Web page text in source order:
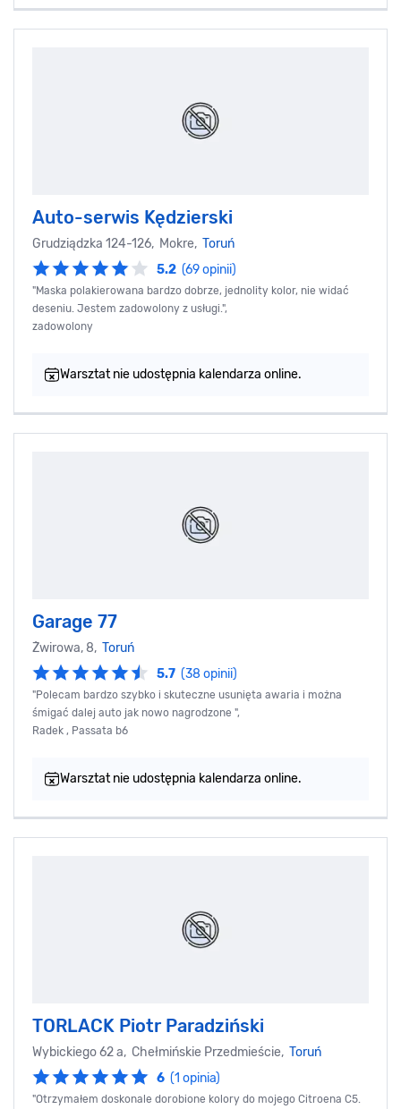
Auto-serwis Kędzierski
Grudziądzka 124-126, Mokre, Toruń
5.2 (69 opinii)
"Maska polakierowana bardzo dobrze, jednolity kolor, nie widać
deseniu. Jestem zadowolony z usługi.",
zadowolony
Warsztat nie udostępnia kalendarza online.
Garage 77
Żwirowa, 8, Toruń
5.7 (38 opinii)
"Polecam bardzo szybko i skuteczne usunięta awaria i można
śmigać dalej auto jak nowo nagrodzone ",
Radek , Passata b6
Warsztat nie udostępnia kalendarza online.
TORLACK Piotr Paradziński
Wybickiego 62 a, Chełmińskie Przedmieście, Toruń
6 (1 opinia)
"Otrzymałem doskonale dorobione kolory do mojego Citroena C5.